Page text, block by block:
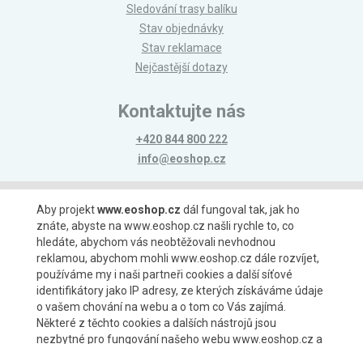
Sledování trasy balíku
Stav objednávky
Stav reklamace
Nejčastější dotazy
Kontaktujte nás
+420 844 800 222
info@eoshop.cz
Možnosti platby
Možnosti dopravy
Aby projektwww.eoshop.cz dál fungoval tak, jak ho
znáte, abyste na www.eoshop.cz našli rychle to, co
hledáte, abychom vás neobtěžovali nevhodnou
reklamou, abychom mohli www.eoshop.cz dále rozvíjet,
používáme my i naši partneři cookies a další síťové
identifikátory jako IP adresy, ze kterých získáváme údaje
o vašem chování na webu a o tom co Vás zajímá.
Některé z těchto cookies a dalších nástrojů jsou
nezbytné pro fungování našeho webu www.eoshop.cz a